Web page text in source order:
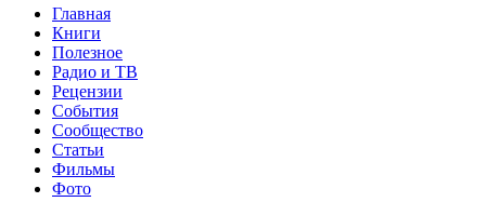
Главная
Книги
Полезное
Радио и ТВ
Рецензии
События
Сообщество
Статьи
Фильмы
Фото